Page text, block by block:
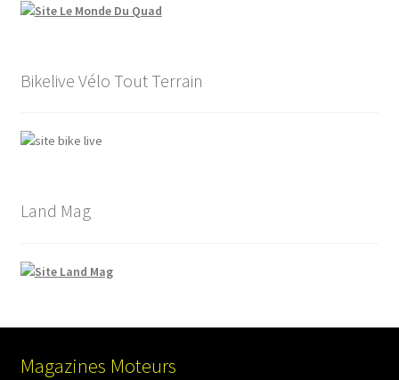
Bikelive Vélo Tout Terrain
Land Mag
Magazines Moteurs